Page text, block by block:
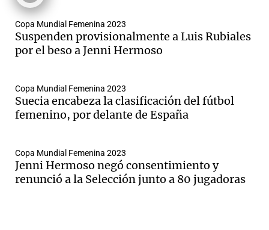
Copa Mundial Femenina 2023
Suspenden provisionalmente a Luis Rubiales
por el beso a Jenni Hermoso
Copa Mundial Femenina 2023
Suecia encabeza la clasificación del fútbol
femenino, por delante de España
Copa Mundial Femenina 2023
Jenni Hermoso negó consentimiento y
renunció a la Selección junto a 80 jugadoras